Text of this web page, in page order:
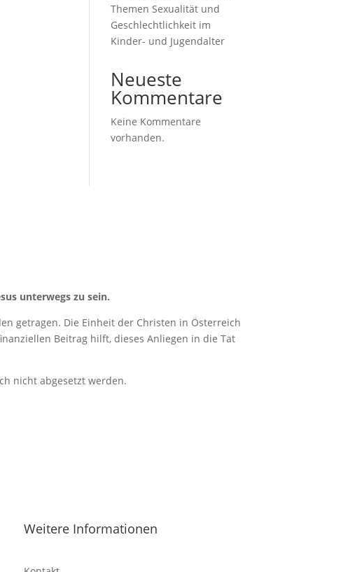
Themen Sexualität und
Geschlechtlichkeit im
Kinder- und Jugendalter
Neueste
Kommentare
Keine Kommentare
vorhanden.
unterwegs zu sein.
getragen. Die Einheit der Christen in Österreich
Beitrag hilft, dieses Anliegen in die Tat
nicht abgesetzt werden.
Weitere Informationen